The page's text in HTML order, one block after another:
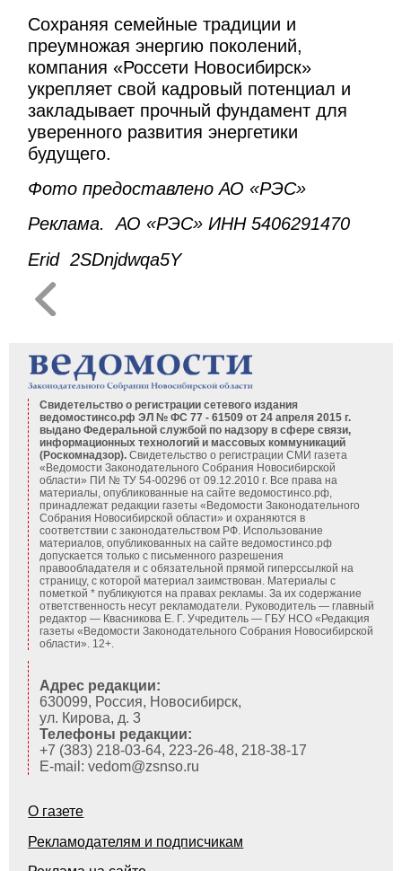
Сохраняя семейные традиции и
преумножая энергию поколений,
компания «Россети Новосибирск»
укрепляет свой кадровый потенциал и
закладывает прочный фундамент для
уверенного развития энергетики
будущего.
Фото предоставлено АО «РЭС»
Реклама. АО «РЭС» ИНН 5406291470
Erid 2SDnjdwqa5Y
Свидетельство о регистрации сетевого издания
ведомостинсо.рф ЭЛ № ФС 77 - 61509 от 24 апреля 2015 г.
выдано Федеральной службой по надзору в сфере связи,
информационных технологий и массовых коммуникаций
(Роскомнадзор). Свидетельство о регистрации СМИ газета
«Ведомости Законодательного Собрания Новосибирской
области» ПИ № ТУ 54-00296 от 09.12.2010 г. Все права на
материалы, опубликованные на сайте ведомостинсо.рф,
принадлежат редакции газеты «Ведомости Законодательного
Собрания Новосибирской области» и охраняются в
соответствии с законодательством РФ. Использование
материалов, опубликованных на сайте ведомостинсо.рф
допускается только с письменного разрешения
правообладателя и с обязательной прямой гиперссылкой на
страницу, с которой материал заимствован. Материалы с
пометкой * публикуются на правах рекламы. За их содержание
ответственность несут рекламодатели. Руководитель — главный
редактор — Квасникова Е. Г. Учредитель — ГБУ НСО «Редакция
газеты «Ведомости Законодательного Собрания Новосибирской
области». 12+.
Адрес редакции:
630099, Россия, Новосибирск,
ул. Кирова, д. 3
Телефоны редакции:
+7 (383) 218-03-64, 223-26-48, 218-38-17
E-mail: vedom@zsnso.ru
О газете
Рекламодателям и подписчикам